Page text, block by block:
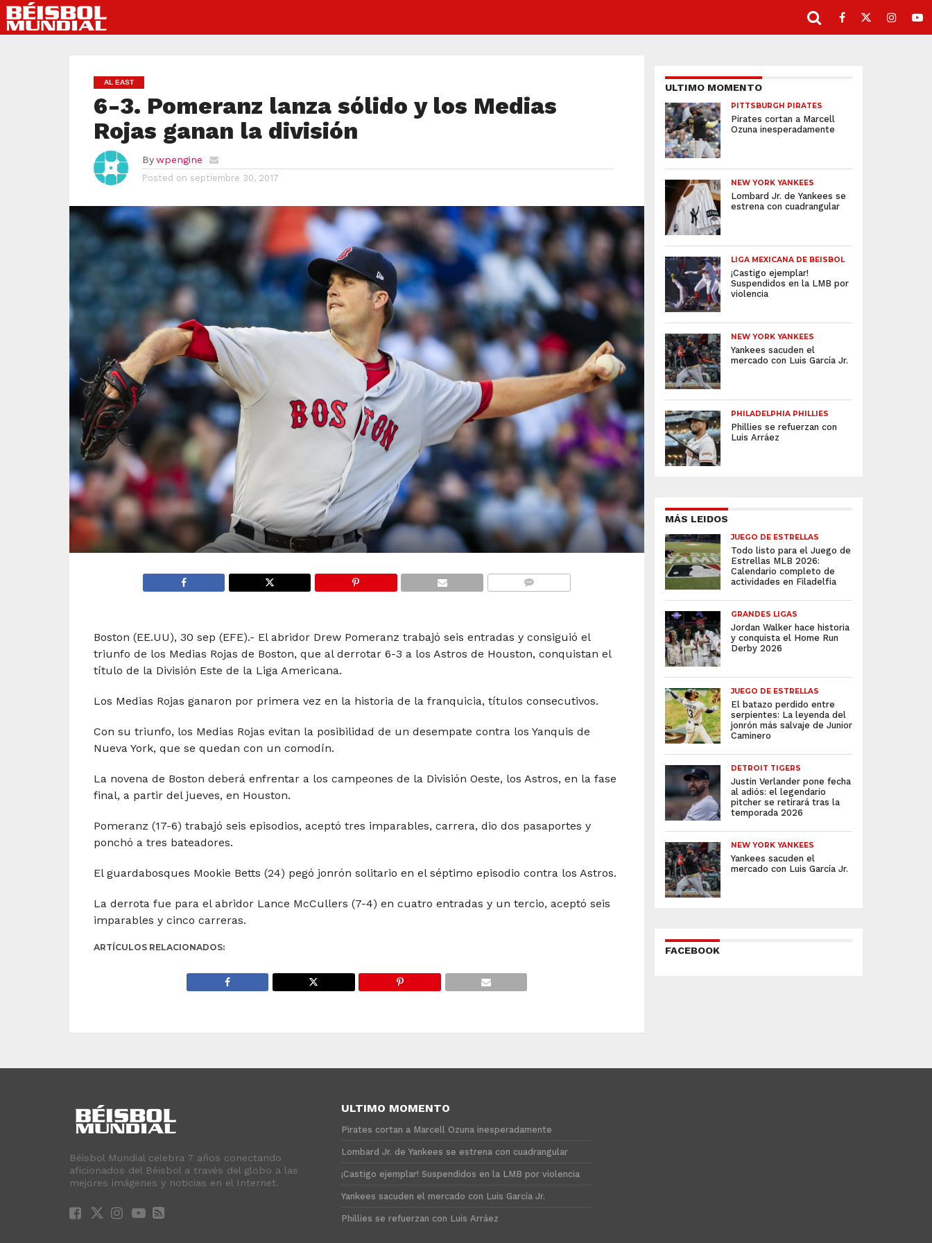
AL EAST
6-3. Pomeranz lanza sólido y los Medias
Rojas ganan la división
By wpengine
Posted on septiembre 30, 2017
Boston (EE.UU), 30 sep (EFE).- El abridor Drew Pomeranz trabajó seis entradas y consiguió el
triunfo de los Medias Rojas de Boston, que al derrotar 6-3 a los Astros de Houston, conquistan el
título de la División Este de la Liga Americana.
Los Medias Rojas ganaron por primera vez en la historia de la franquicia, títulos consecutivos.
Con su triunfo, los Medias Rojas evitan la posibilidad de un desempate contra los Yanquis de
Nueva York, que se quedan con un comodín.
La novena de Boston deberá enfrentar a los campeones de la División Oeste, los Astros, en la fase
final, a partir del jueves, en Houston.
Pomeranz (17-6) trabajó seis episodios, aceptó tres imparables, carrera, dio dos pasaportes y
ponchó a tres bateadores.
El guardabosques Mookie Betts (24) pegó jonrón solitario en el séptimo episodio contra los Astros.
La derrota fue para el abridor Lance McCullers (7-4) en cuatro entradas y un tercio, aceptó seis
imparables y cinco carreras.
ARTÍCULOS RELACIONADOS:
ULTIMO MOMENTO
PITTSBURGH PIRATES
Pirates cortan a Marcell
Ozuna inesperadamente
NEW YORK YANKEES
Lombard Jr. de Yankees se
estrena con cuadrangular
LIGA MEXICANA DE BEISBOL
¡Castigo ejemplar!
Suspendidos en la LMB por
violencia
NEW YORK YANKEES
Yankees sacuden el
mercado con Luis García Jr.
PHILADELPHIA PHILLIES
Phillies se refuerzan con
Luis Arráez
MÁS LEIDOS
JUEGO DE ESTRELLAS
Todo listo para el Juego de
Estrellas MLB 2026:
Calendario completo de
actividades en Filadelfia
GRANDES LIGAS
Jordan Walker hace historia
y conquista el Home Run
Derby 2026
JUEGO DE ESTRELLAS
El batazo perdido entre
serpientes: La leyenda del
jonrón más salvaje de Junior
Caminero
DETROIT TIGERS
Justin Verlander pone fecha
al adiós: el legendario
pitcher se retirará tras la
temporada 2026
NEW YORK YANKEES
Yankees sacuden el
mercado con Luis García Jr.
FACEBOOK
Béisbol Mundial celebra 7 años conectando
aficionados del Béisbol a través del globo a las
mejores imágenes y noticias en el Internet.
ULTIMO MOMENTO
Pirates cortan a Marcell Ozuna inesperadamente
Lombard Jr. de Yankees se estrena con cuadrangular
¡Castigo ejemplar! Suspendidos en la LMB por violencia
Yankees sacuden el mercado con Luis García Jr.
Phillies se refuerzan con Luis Arráez